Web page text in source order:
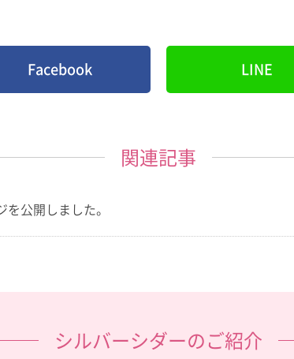
Facebook LINE
関連記事
を公開しました。
シルバーシダーのご紹介